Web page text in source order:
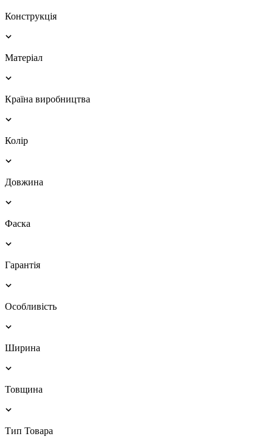
Конструкція
Матеріал
Країна виробництва
Колір
Довжина
Фаска
Гарантія
Особливість
Ширина
Товщина
Тип Товара